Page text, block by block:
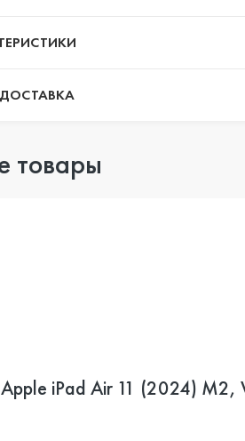
товары
iPad Air 11 (2024) M2,